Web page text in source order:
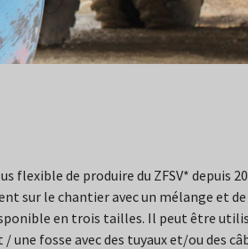
flexible de produire du ZFSV* depuis
sur le chantier avec un mélange et de
en trois tailles. Il peut être
fosse avec des tuyaux et/ou des